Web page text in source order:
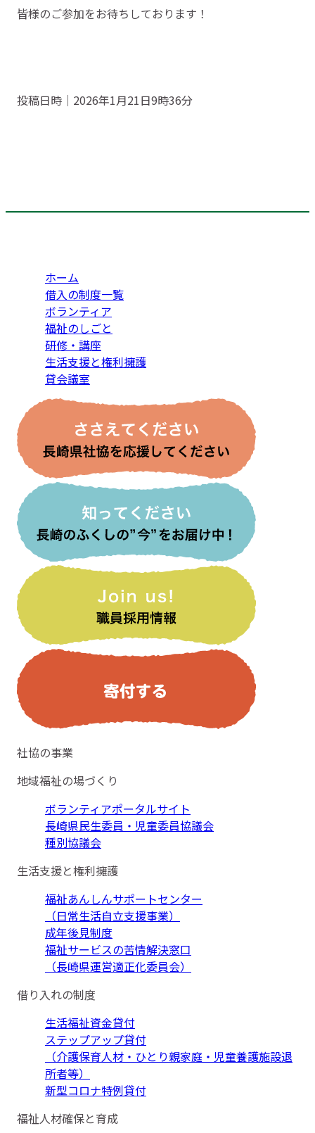
皆様のご参加をお待ちしております！
投稿日時｜2026年1月21日9時36分
ホーム
借入の制度一覧
ボランティア
福祉のしごと
研修・講座
生活支援と権利擁護
貸会議室
社協の事業
地域福祉の場づくり
ボランティアポータルサイト
長崎県民生委員・児童委員協議会
種別協議会
生活支援と権利擁護
福祉あんしんサポートセンター
（日常生活自立支援事業）
成年後見制度
福祉サービスの苦情解決窓口
（長崎県運営適正化委員会）
借り入れの制度
生活福祉資金貸付
ステップアップ貸付
（介護保育人材・ひとり親家庭・児童養護施設退
所者等）
新型コロナ特例貸付
福祉人材確保と育成